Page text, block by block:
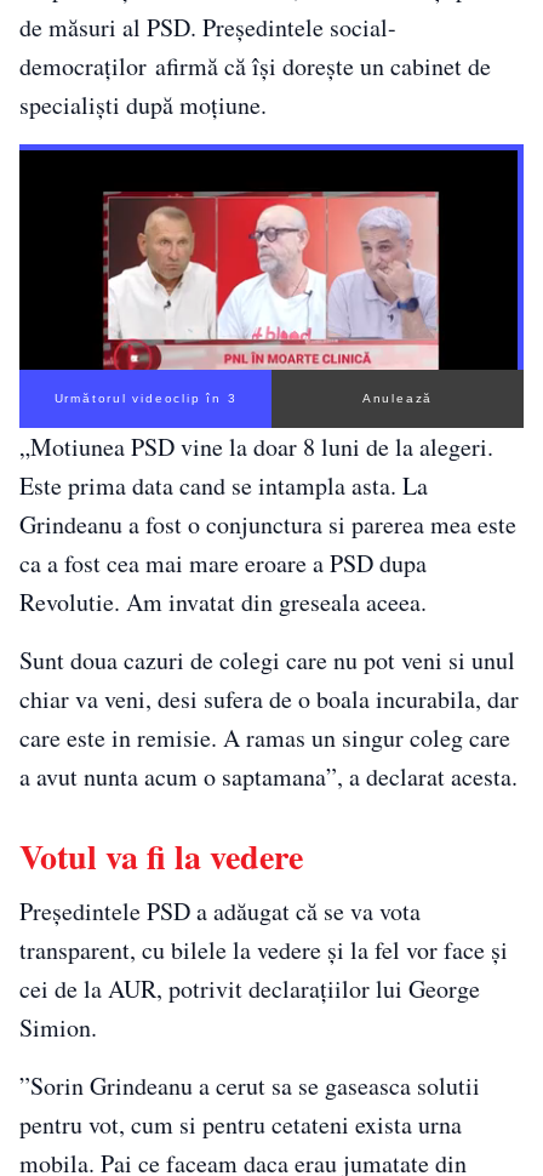
de măsuri al PSD. Preşedintele social-
democraţilor afirmă că își dorește un cabinet de
specialiști după moțiune.
Următorul videoclip în 2 Anulează
„Motiunea PSD vine la doar 8 luni de la alegeri.
Este prima data cand se intampla asta. La
Grindeanu a fost o conjunctura si parerea mea este
ca a fost cea mai mare eroare a PSD dupa
Revolutie. Am invatat din greseala aceea.
Sunt doua cazuri de colegi care nu pot veni si unul
chiar va veni, desi sufera de o boala incurabila, dar
care este in remisie. A ramas un singur coleg care
a avut nunta acum o saptamana”, a declarat acesta.
Votul va fi la vedere
Președintele PSD a adăugat că se va vota
transparent, cu bilele la vedere şi la fel vor face şi
cei de la AUR, potrivit declaraţiilor lui George
Simion.
”Sorin Grindeanu a cerut sa se gaseasca solutii
pentru vot, cum si pentru cetateni exista urna
mobila. Pai ce faceam daca erau jumatate din